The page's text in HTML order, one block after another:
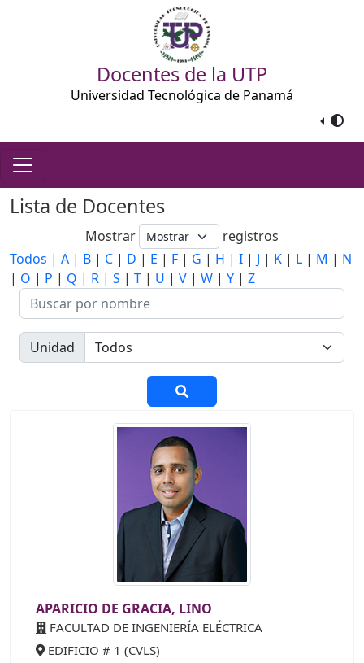
Docentes de la UTP
Universidad Tecnológica de Panamá
Lista de Docentes
Mostrar
registros
Todos | A | B | C | D | E | F | G | H | I | J | K | L | M | N
| O | P | Q | R | S | T | U | V | W | Y | Z
Unidad
APARICIO DE GRACIA, LINO
FACULTAD DE INGENIERÍA ELÉCTRICA
EDIFICIO # 1 (CVLS)